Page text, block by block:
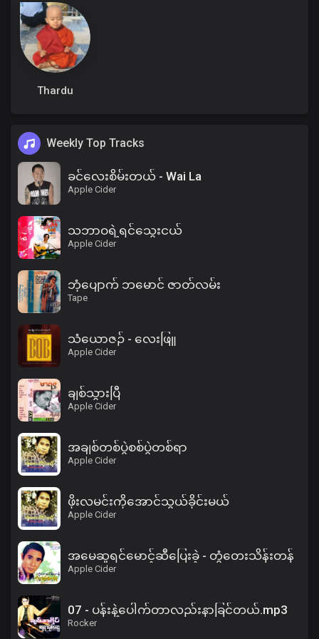
Thardu
Weekly Top Tracks
ခင်လေးစိမ်းတယ် - Wai La
Apple Cider
သဘာဝရဲ့ရင်သွေးငယ်
Apple Cider
ဘုံပျောက် ဘမောင် ဇာတ်လမ်း
Tape
သံယောဇဉ် - လေးဖြူ
Apple Cider
ချစ်သွားပြီ
Apple Cider
အချစ်တစ်ပွဲစစ်ပွဲတစ်ရာ
Apple Cider
ဖိုးလမင်းကိုအောင်သွယ်ခိုင်းမယ်
Apple Cider
အမေဆူရင်မောင့်ဆီပြေးခဲ့ - တွံတေးသိန်းတန်
Apple Cider
07 - ပန်းနဲ့ပေါက်တာလည်းနာခြင်တယ်.mp3
Rocker